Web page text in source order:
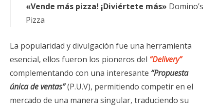
«Vende más pizza! ¡Diviértete más» Domino’s
Pizza
La popularidad y divulgación fue una herramienta
esencial, ellos fueron los pioneros del “Delivery”
complementando con una interesante “Propuesta
única de ventas”(P.U.V), permitiendo competir en el
mercado de una manera singular, traduciendo su